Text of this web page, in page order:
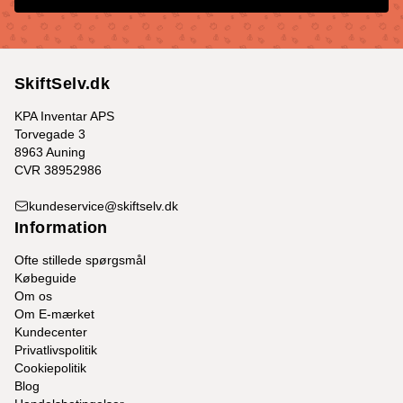
SkiftSelv.dk
KPA Inventar APS
Torvegade 3
8963 Auning
CVR 38952986
kundeservice@skiftselv.dk
Information
Ofte stillede spørgsmål
Købeguide
Om os
Om E-mærket
Kundecenter
Privatlivspolitik
Cookiepolitik
Blog